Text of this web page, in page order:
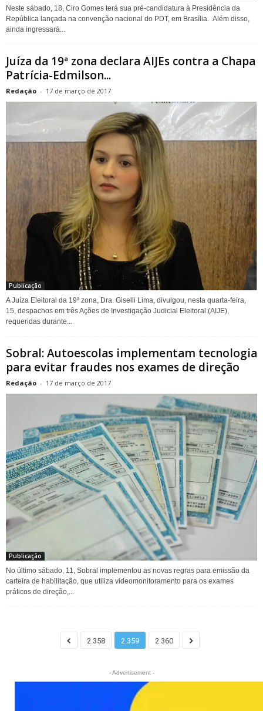
Neste sábado, 18, Ciro Gomes terá sua pré-candidatura à Presidência da
República lançada na convenção nacional do PDT, em Brasília. Além disso,
ainda ingressará...
Juíza da 19ª zona declara AIJEs contra a Chapa
Patrícia-Edmilson...
Redação - 17 de março de 2017
Publicação
A Juíza Eleitoral da 19ª zona, Dra. Giselli Lima, divulgou, nesta quarta-feira,
15, despachos em três Ações de Investigação Judicial Eleitoral (AIJE),
requeridas durante...
Sobral: Autoescolas implementam tecnologia
para evitar fraudes nos exames de direção
Redação - 17 de março de 2017
Publicação
No último sábado, 11, Sobral implementou as novas regras para emissão da
carteira de habilitação, que utiliza videomonitoramento para os exames
práticos de direção,...
2.358 2.359 2.360
- Advertisement -